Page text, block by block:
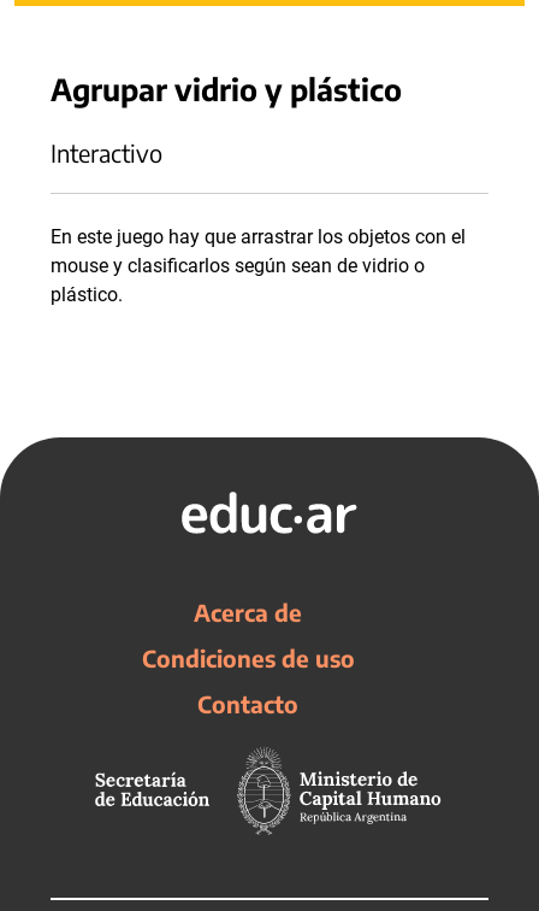
Agrupar vidrio y plástico
Interactivo
En este juego hay que arrastrar los objetos con el
mouse y clasificarlos según sean de vidrio o
plástico.
Acerca de
Condiciones de uso
Contacto